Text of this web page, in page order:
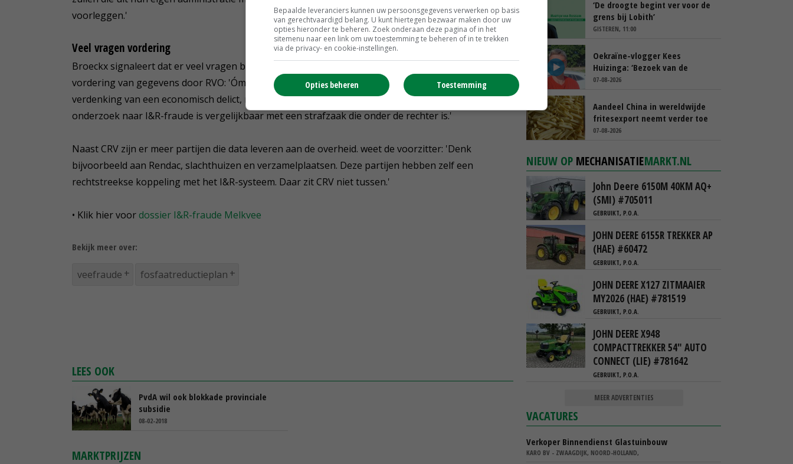
voorleggen.'
Veel vragen vordering
Broeckx signaleert dat er veel vragen bij de klantenservice van CRV binnenkomen over de
vordering van gegevens door RVO: 'Ómdat de vordering is gedaan in het kader van onderzoek op
verdenking van een economisch delict, mogen we daar geen mededelingen over doen. Het huidige
onderzoek naar I&R-fraude is vergelijkbaar met een strafzaak die onder de rechter is.'
Naast CRV zijn er meer partijen die data leveren aan de overheid. weet de voorzitter: 'Denk
bijvoorbeeld aan Rendac, slachthuizen en verzamelplaatsen. Deze partijen hebben zelf een
rechtstreekse koppeling met het I&R-systeem. Daar zit CRV niet tussen.'
• Klik hier voordossier I&R-fraude Melkvee
Bekijk meer over:
veefraude fosfaatreductieplan
LEES OOK
PvdA wil ook blokkade provinciale
subsidie
08-02-2018
MARKTPRIJZEN
‘De droogte begint ver voor de
grens bij Lobith’
GISTEREN, 11:00
Oekraïne-vlogger Kees
Huizinga: ‘Bezoek van de
ambassade mag zelf groente
07-08-2026
Aandeel China in wereldwijde
fritesexport neemt verder toe
07-08-2026
NIEUW OP MECHANISATIEMARKT.NL
John Deere 6150M 40KM AQ+
(SMI) #705011
GEBRUIKT, P.O.A.
JOHN DEERE 6155R TREKKER AP
(HAE) #60472
GEBRUIKT, P.O.A.
JOHN DEERE X127 ZITMAAIER
MY2026 (HAE) #781519
GEBRUIKT, P.O.A.
JOHN DEERE X948
COMPACTTREKKER 54" AUTO
CONNECT (LIE) #781642
GEBRUIKT, P.O.A.
MEER ADVERTENTIES
VACATURES
Verkoper Binnendienst Glastuinbouw
KARO BV - ZWAAGDIJK, NOORD-HOLLAND,
Bepaalde leveranciers kunnen uw persoonsgegevens verwerken op basis
van gerechtvaardigd belang. U kunt hiertegen bezwaar maken door uw
opties hieronder te beheren. Zoek onderaan deze pagina of in het
sitemenu naar een link om uw toestemming te beheren of in te trekken
via de privacy- en cookie-instellingen.
Toestemming
Opties beheren